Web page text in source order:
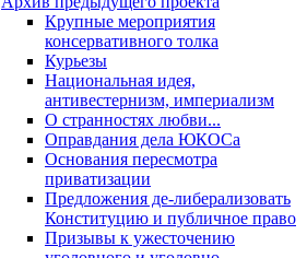
Крупные мероприятия
консервативного толка
Курьезы
Национальная идея,
антивестернизм, империализм
О странностях любви...
Оправдания дела ЮКОСа
Основания пересмотра
приватизации
Предложения де-либерализовать
Конституцию и публичное право
Призывы к ужесточению